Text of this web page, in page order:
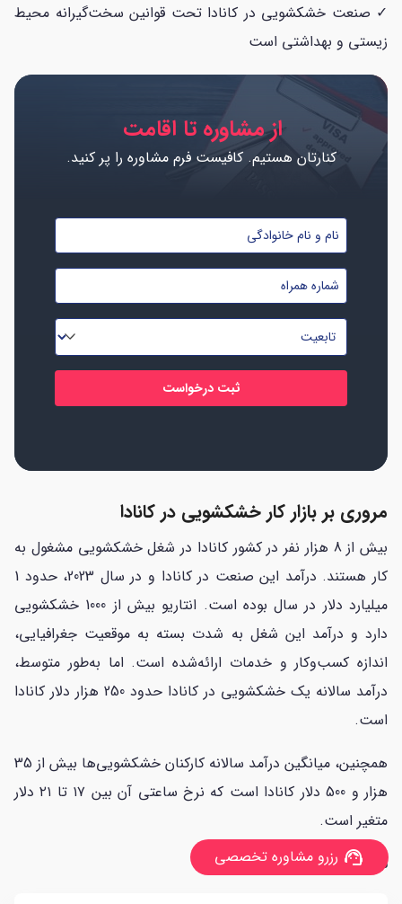
✓ صنعت خشکشویی در کانادا تحت قوانین سخت‌گیرانه محیط
زیستی و بهداشتی است
از مشاوره تا اقامت
کنارتان هستیم. کافیست فرم مشاوره را پر کنید.
نام
و
نام
خانوادگی
شماره
موبایل
تابعیت
*
مروری بر بازار کار خشکشویی در کانادا
بیش از 8 هزار نفر در کشور کانادا در شغل خشکشویی مشغول به
کار هستند. درآمد این صنعت در کانادا و در سال 2023، حدود 1
میلیارد دلار در سال بوده است. انتاریو بیش از 1000 خشکشویی
دارد و درآمد این شغل به شدت بسته به موقعیت جغرافیایی،
اندازه کسب‌وکار و خدمات ارائه‌شده است. اما به‌طور متوسط،
درآمد سالانه یک خشکشویی در کانادا حدود 250 هزار دلار کانادا
است.
همچنین، میانگین درآمد سالانه کارکنان خشکشویی‌ها بیش از 35
هزار و 500 دلار کانادا است که نرخ ساعتی آن بین ۱۷ تا ۲۱ دلار
متغیر است.
سوالات متداول
support_agent رزرو مشاوره تخصصی